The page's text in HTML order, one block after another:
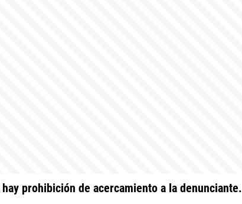
hay prohibición de acercamiento a la denunciante.